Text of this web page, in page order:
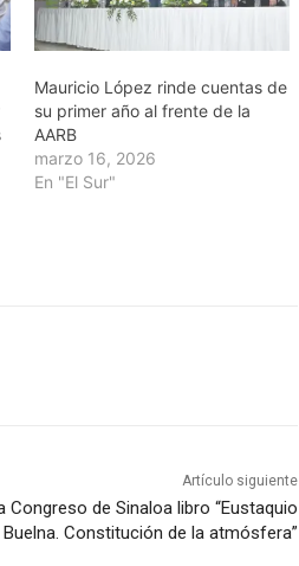
Mauricio López rinde cuentas de
su primer año al frente de la
AARB
marzo 16, 2026
En "El Sur"
Artículo siguiente
Congreso de Sinaloa libro “Eustaquio
Buelna. Constitución de la atmósfera”